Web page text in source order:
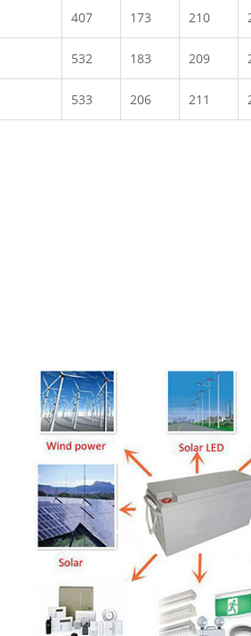
407 173 210
532 183 209
533 206 211